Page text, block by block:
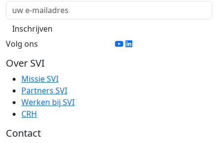
Volg ons
Over SVI
Missie SVI
Partners SVI
Werken bij SVI
CRH
Contact